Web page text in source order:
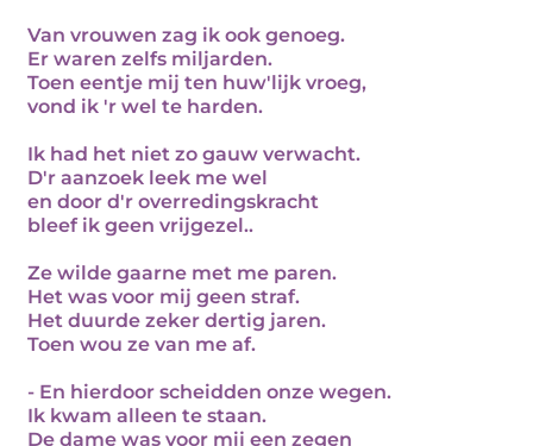
Van vrouwen zag ik ook genoeg.
Er waren zelfs miljarden.
Toen eentje mij ten huw'lijk vroeg,
vond ik 'r wel te harden.
Ik had het niet zo gauw verwacht.
D'r aanzoek leek me wel
en door d'r overredingskracht
bleef ik geen vrijgezel..
Ze wilde gaarne met me paren.
Het was voor mij geen straf.
Het duurde zeker dertig jaren.
Toen wou ze van me af.
- En hierdoor scheidden onze wegen.
Ik kwam alleen te staan.
De dame was voor mij een zegen